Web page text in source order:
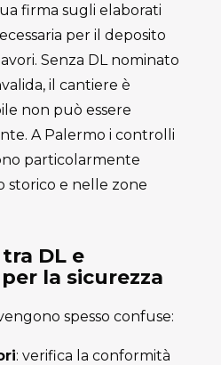
firma sugli elaborati
per il deposito
Senza DL nominato
il cantiere è
non può essere
A Palermo i controlli
particolarmente
e nelle zone
DL e
la sicurezza
spesso confuse:
: verifica la conformità